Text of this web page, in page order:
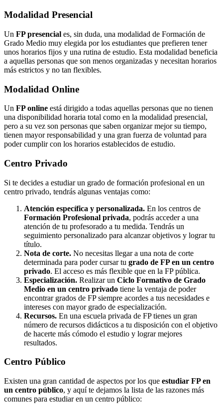
Modalidad Presencial
Un FP presencial es, sin duda, una modalidad de Formación de
Grado Medio muy elegida por los estudiantes que prefieren tener
unos horarios fijos y una rutina de estudio. Esta modalidad beneficia
a aquellas personas que son menos organizadas y necesitan horarios
más estrictos y no tan flexibles.
Modalidad Online
Un FP online está dirigido a todas aquellas personas que no tienen
una disponibilidad horaria total como en la modalidad presencial,
pero a su vez son personas que saben organizar mejor su tiempo,
tienen mayor responsabilidad y una gran fuerza de voluntad para
poder cumplir con los horarios establecidos de estudio.
Centro Privado
Si te decides a estudiar un grado de formación profesional en un
centro privado, tendrás algunas ventajas como:
Atención específica y personalizada. En los centros de
Formación Profesional privada, podrás acceder a una
atención de tu profesorado a tu medida. Tendrás un
seguimiento personalizado para alcanzar objetivos y lograr tu
título.
Nota de corte. No necesitas llegar a una nota de corte
determinada para poder cursar tu grado de FP en un centro
privado. El acceso es más flexible que en la FP pública.
Especialización. Realizar un Ciclo Formativo de Grado
Medio en un centro privado tiene la ventaja de poder
encontrar grados de FP siempre acordes a tus necesidades e
intereses con mayor grado de especialización.
Recursos. En una escuela privada de FP tienes un gran
número de recursos didácticos a tu disposición con el objetivo
de hacerte más cómodo el estudio y lograr mejores
resultados.
Centro Público
Existen una gran cantidad de aspectos por los que estudiar FP en
un centro público, y aquí te dejamos la lista de las razones más
comunes para estudiar en un centro público: